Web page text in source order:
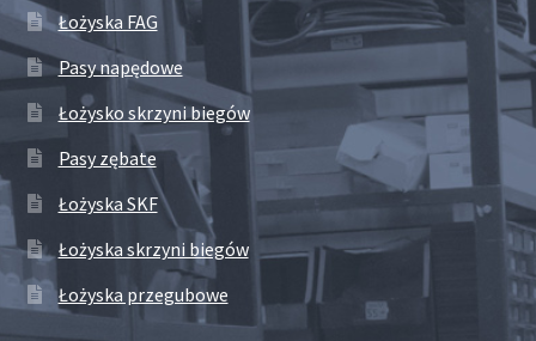
Łożyska FAG
Pasy napędowe
Łożysko skrzyni biegów
Pasy zębate
Łożyska SKF
Łożyska skrzyni biegów
Łożyska przegubowe